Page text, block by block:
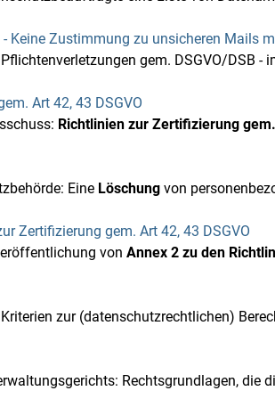
Keine Zustimmung zu unsicheren Mails
gem. DSGVO/DSB -
Art 42, 43 DSGVO
Richtlinien zur Zertifizierung
Eine Löschung von
Zertifizierung gem. Art 42, 43 DSGVO
von Annex 2 zu den
zur (datenschutzrechtlichen)
Rechtsgrundlagen, die